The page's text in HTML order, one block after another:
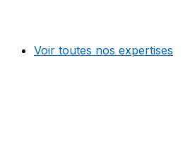
Voir toutes nos expertises